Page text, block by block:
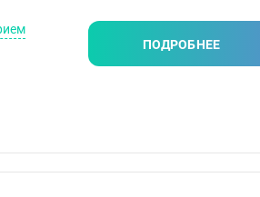
ПОДРОБНЕЕ